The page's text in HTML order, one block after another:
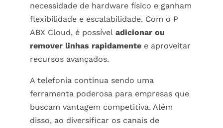
necessidade de hardware físico e ganham
flexibilidade e escalabilidade. Com o P
ABX Cloud, é possível adicionar ou
remover linhas rapidamente e aproveitar
recursos avançados.
A telefonia continua sendo uma
ferramenta poderosa para empresas que
buscam vantagem competitiva. Além
disso, ao diversificar os canais de